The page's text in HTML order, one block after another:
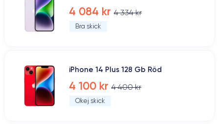
4 084 kr 4 334 kr
Bra skick
iPhone 14 Plus 128 Gb Röd
4 100 kr 4 400 kr
Okej skick